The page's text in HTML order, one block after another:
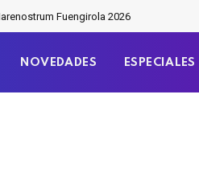
Fuengirola 2026
NOVEDADES ESPECIALES